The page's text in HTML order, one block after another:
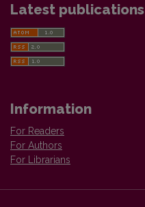
Latest publications
Information
For Readers
For Authors
For Librarians